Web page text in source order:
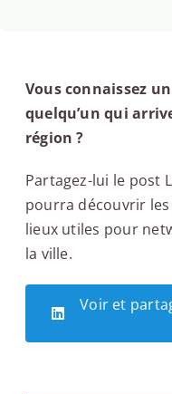
Vous connaissez
quelqu’un qui
région ?
Partagez-lui le post
pourra découvrir
lieux utiles pour
la ville.
Voir et